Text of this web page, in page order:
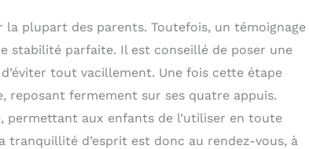
la plupart des parents. Toutefois, un témoignage
stabilité parfaite. Il est conseillé de poser une
tout vacillement. Une fois cette étape
reposant fermement sur ses quatre appuis.
permettant aux enfants de l’utiliser en toute
tranquillité d’esprit est donc au rendez-vous, à